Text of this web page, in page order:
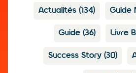
Actualités (134) Guide
Guide (36) Livre
Success Story (30)